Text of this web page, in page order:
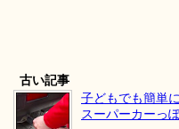
古い記事
子どもでも簡単
スーパーカーっ